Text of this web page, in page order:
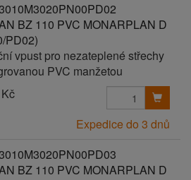
BZ 110 PVC MONARPLAN D
PD02)
vpust pro nezateplené střechy
PVC manžetou
Expedice do 3 dnů
BZ 110 PVC MONARPLAN D